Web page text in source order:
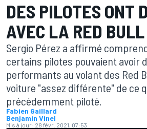
DES PILOTES ONT
AVEC LA RED BULL
Sergio Pérez a affirmé
certains pilotes pouvaient avoir
performants au volant des Red
voiture "assez différente" de ce
précédemment piloté.
Fabien Gaillard
Benjamin Vinel
Mis à jour: 28 févr. 2021, 07:53